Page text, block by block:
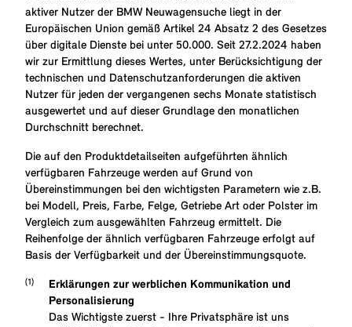
aktiver Nutzer der BMW Neuwagensuche liegt in der
Europäischen Union gemäß Artikel 24 Absatz 2 des Gesetzes
über digitale Dienste bei unter 50.000. Seit 27.2.2024 haben
wir zur Ermittlung dieses Wertes, unter Berücksichtigung der
technischen und Datenschutzanforderungen die aktiven
Nutzer für jeden der vergangenen sechs Monate statistisch
ausgewertet und auf dieser Grundlage den monatlichen
Durchschnitt berechnet.
Die auf den Produktdetailseiten aufgeführten ähnlich
verfügbaren Fahrzeuge werden auf Grund von
Übereinstimmungen bei den wichtigsten Parametern wie z.B.
bei Modell, Preis, Farbe, Felge, Getriebe Art oder Polster im
Vergleich zum ausgewählten Fahrzeug ermittelt. Die
Reihenfolge der ähnlich verfügbaren Fahrzeuge erfolgt auf
Basis der Verfügbarkeit und der Übereinstimmungsquote.
Erklärungen zur werblichen Kommunikation und
Personalisierung
Das Wichtigste zuerst - Ihre Privatsphäre ist uns